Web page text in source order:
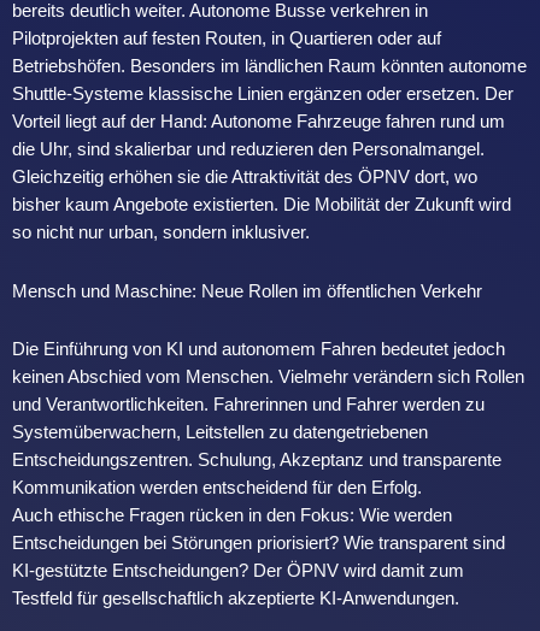
bereits deutlich weiter. Autonome Busse verkehren in
Pilotprojekten auf festen Routen, in Quartieren oder auf
Betriebshöfen. Besonders im ländlichen Raum könnten autonome
Shuttle-Systeme klassische Linien ergänzen oder ersetzen. Der
Vorteil liegt auf der Hand: Autonome Fahrzeuge fahren rund um
die Uhr, sind skalierbar und reduzieren den Personalmangel.
Gleichzeitig erhöhen sie die Attraktivität des ÖPNV dort, wo
bisher kaum Angebote existierten. Die Mobilität der Zukunft wird
so nicht nur urban, sondern inklusiver.
Mensch und Maschine: Neue Rollen im öffentlichen Verkehr
Die Einführung von KI und autonomem Fahren bedeutet jedoch
keinen Abschied vom Menschen. Vielmehr verändern sich Rollen
und Verantwortlichkeiten. Fahrerinnen und Fahrer werden zu
Systemüberwachern, Leitstellen zu datengetriebenen
Entscheidungszentren. Schulung, Akzeptanz und transparente
Kommunikation werden entscheidend für den Erfolg.
Auch ethische Fragen rücken in den Fokus: Wie werden
Entscheidungen bei Störungen priorisiert? Wie transparent sind
KI-gestützte Entscheidungen? Der ÖPNV wird damit zum
Testfeld für gesellschaftlich akzeptierte KI-Anwendungen.